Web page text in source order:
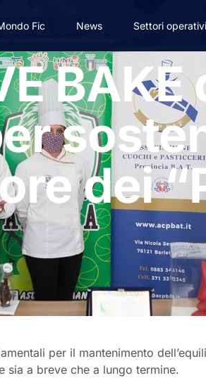
Fic News Settori operativi
dei
per il mantenimento
sia a breve che a lungo termine.